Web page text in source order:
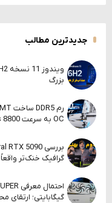
جدیدترین مطالب
بزرگ
OC به سرعت 8800 MT/s رسید
گرافیک خنک‌تر
گیگابایتی؛